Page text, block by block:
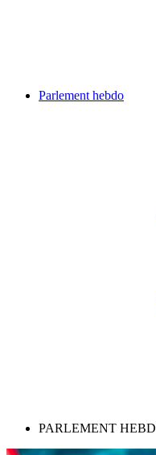
Parlement hebdo
PARLEMENT